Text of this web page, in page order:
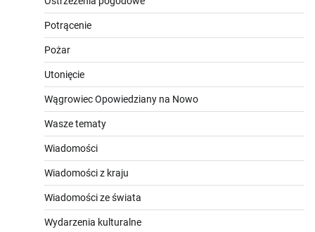
Potrącenie
Pożar
Utonięcie
Wągrowiec Opowiedziany na Nowo
Wasze tematy
Wiadomości
Wiadomości z kraju
Wiadomości ze świata
Wydarzenia kulturalne